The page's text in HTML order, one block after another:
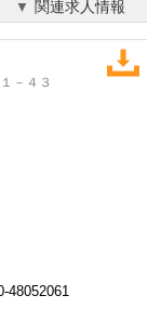
関連求人情報
－４３
48052061